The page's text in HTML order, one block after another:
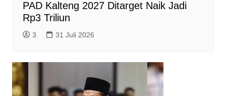
PAD Kalteng 2027 Ditarget Naik Jadi
Rp3 Triliun
3 31 Juli 2026